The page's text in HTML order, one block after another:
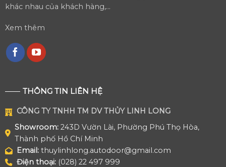
khác nhau của khách hàng,...
Xem thêm
THÔNG TIN LIÊN HỆ
CÔNG TY TNHH TM DV THỦY LINH LONG
Showroom: 243D Vườn Lài, Phường Phú Thọ Hòa,
Thành phố Hồ Chí Minh
Email: thuylinhlong.autodoor@gmail.com
Điện thoại:(028) 22 497 999